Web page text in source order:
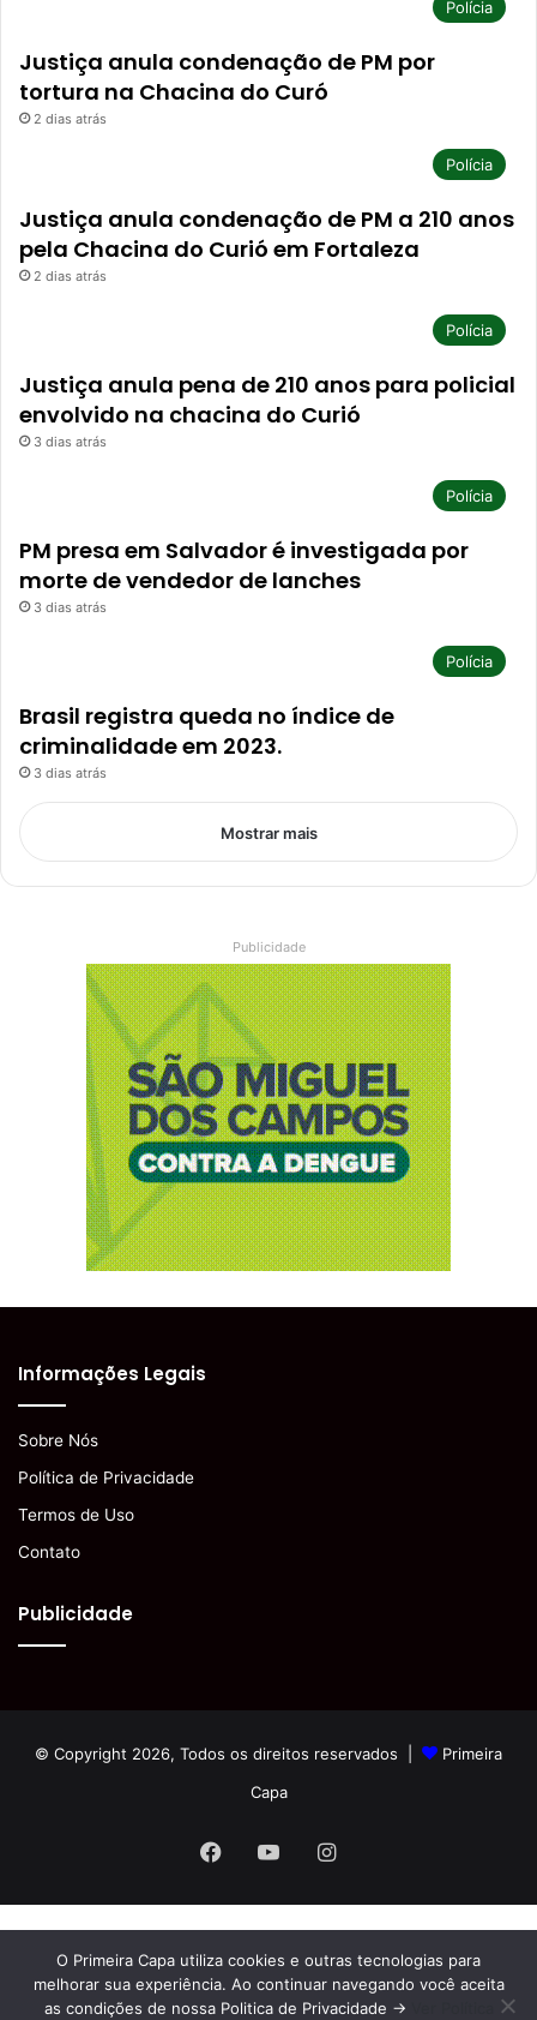
Polícia
Justiça anula condenação de PM por
tortura na Chacina do Curó
2 dias atrás
Polícia
Justiça anula condenação de PM a 210 anos
pela Chacina do Curió em Fortaleza
2 dias atrás
Polícia
Justiça anula pena de 210 anos para policial
envolvido na chacina do Curió
3 dias atrás
Polícia
PM presa em Salvador é investigada por
morte de vendedor de lanches
3 dias atrás
Polícia
Brasil registra queda no índice de
criminalidade em 2023.
3 dias atrás
Mostrar mais
Publicidade
Informações Legais
Sobre Nós
Política de Privacidade
Termos de Uso
Contato
Publicidade
© Copyright 2026, Todos os direitos reservados |
Primeira
Capa
Facebook
YouTubeInstagram
O Primeira Capa utiliza cookies e outras tecnologias para
melhorar sua experiência. Ao continuar navegando você aceita
as condições de nossa Politica de Privacidade ->